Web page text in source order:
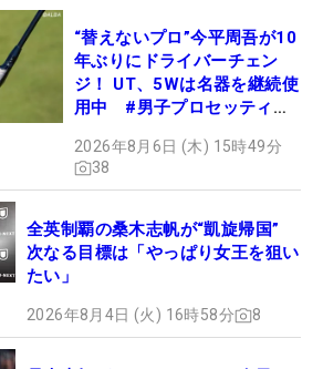
“替えないプロ”今平周吾が10
年ぶりにドライバーチェン
ジ！ UT、5Wは名器を継続使
用中 #男子プロセッティン
2026年8月6日 (木) 15時49分
38
全英制覇の桑木志帆が“凱旋帰国”
次なる目標は「やっぱり女王を狙い
たい」
2026年8月4日 (火) 16時58分 8